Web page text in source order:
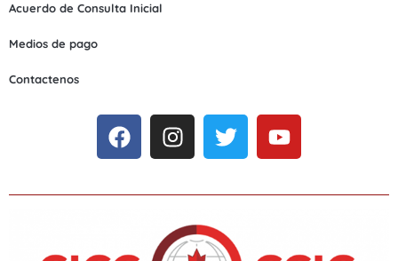
Acuerdo de Consulta Inicial
Medios de pago
Contactenos